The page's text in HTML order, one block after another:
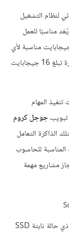
لنظام التشغيل
ما يُعَد مناسبًا للعمل
يمكن القول إن ذاكرة وصول عشوائي تبلغ 8 جيجابايت مناسبة لأي
مجال في العمل الحر، ويمكنك تزويد حاسوبك بذاكرة تبلغ 16 جيجابايت
البالغة 16 جيجابايت تنفيذ المهام
جوجل كروم
الذاكرة التعامل
للحاسوب
مشاريع مهمة
قد يكون الحاسوب المحمول المزود بوسيط تخزين ذي حالة ثابتة SSD